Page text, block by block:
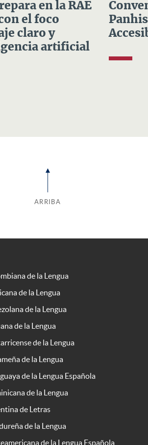
en la RAE
el foco
claro y
artificial
ARRIBA
de la Lengua
de la Lengua
de la Lengua
de la Lengua
de la Lengua
de la Lengua
de la Lengua Española
de la Lengua
de Letras
de la Lengua
de la Lengua Española